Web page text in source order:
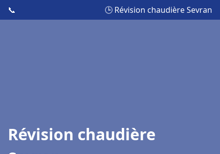
📞 🕒 Révision chaudière Sevran
Révision chaudière